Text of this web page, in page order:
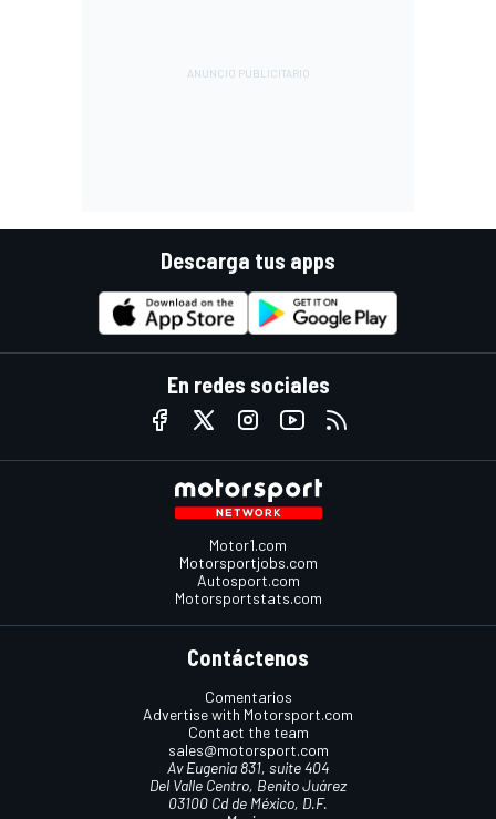
Descarga tus apps
En redes sociales
Motor1.com
Motorsportjobs.com
Autosport.com
Motorsportstats.com
Contáctenos
Comentarios
Advertise with Motorsport.com
Contact the team
sales@motorsport.com
Av Eugenia 831, suite 404
Del Valle Centro, Benito Juárez
03100 Cd de México, D.F.